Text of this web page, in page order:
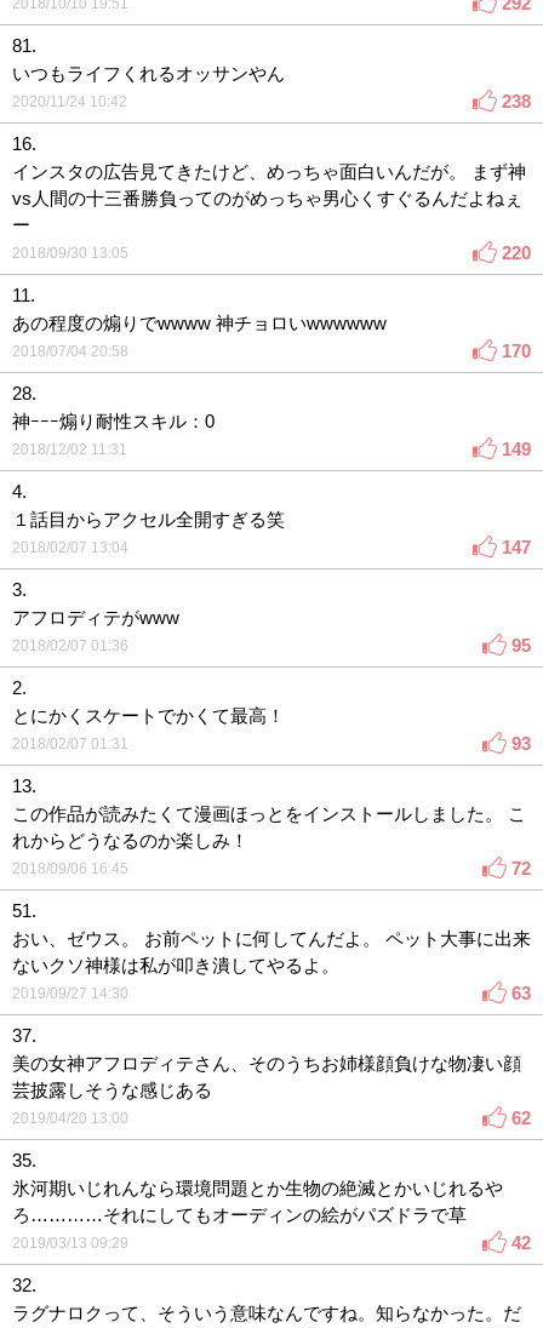
2018/10/10 19:51
81.
いつもライフくれるオッサンやん
2020/11/24 10:42 238
16.
インスタの広告見てきたけど、めっちゃ面白いんだが。 まず神
vs人間の十三番勝負ってのがめっちゃ男心くすぐるんだよねぇ
ー
2018/09/30 13:05 220
11.
あの程度の煽りでwwww 神チョロいwwwwww
2018/07/04 20:58 170
28.
神ｰｰｰ煽り耐性スキル：0
2018/12/02 11:31 149
4.
１話目からアクセル全開すぎる笑
2018/02/07 13:04 147
3.
アフロディテがwww
2018/02/07 01:36 95
2.
とにかくスケートでかくて最高！
2018/02/07 01:31 93
13.
この作品が読みたくて漫画ほっとをインストールしました。 こ
れからどうなるのか楽しみ！
2018/09/06 16:45 72
51.
おい、ゼウス。 お前ペットに何してんだよ。 ペット大事に出来
ないクソ神様は私が叩き潰してやるよ。
2019/09/27 14:30 63
37.
美の女神アフロディテさん、そのうちお姉様顔負けな物凄い顔
芸披露しそうな感じある
2019/04/20 13:00 62
35.
氷河期いじれんなら環境問題とか生物の絶滅とかいじれるや
ろ…………それにしてもオーディンの絵がパズドラで草
2019/03/13 09:29 42
32.
ラグナロクって、そういう意味なんですね。知らなかった。だ